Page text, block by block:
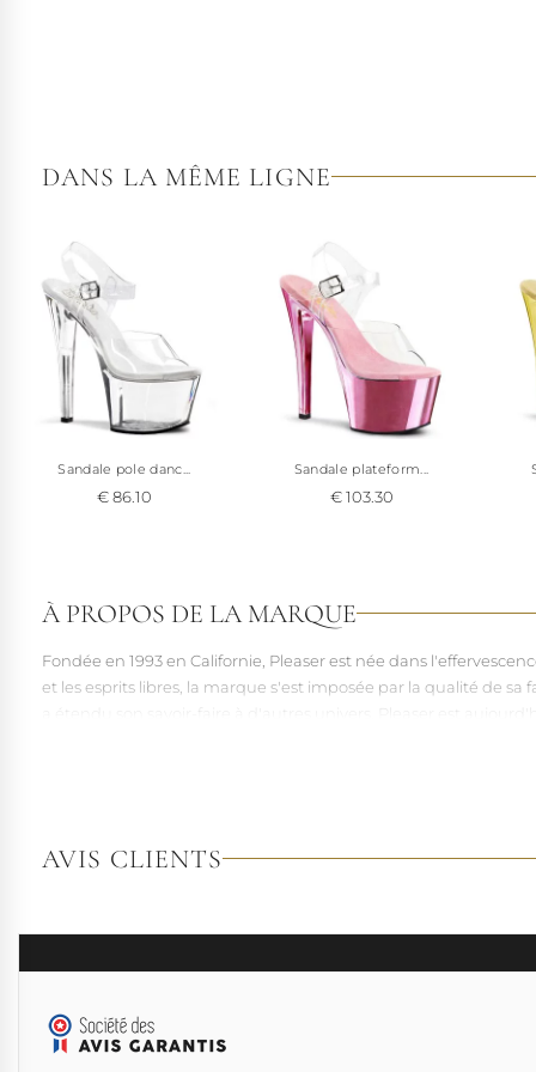
DANS LA MÊME LIGNE
Sandale pole danc...
€ 86.10
Sandale plateform...
€ 103.30
À PROPOS DE LA MARQUE
Fondée en 1993 en Californie, Pleaser est née dans
et les esprits libres, la marque s'est imposée par la qualité de
a étendu son savoir-faire à d'autres univers. Pleaser est
À l'écart du courant mainstream des grandes franchises de la
AVIS CLIENTS